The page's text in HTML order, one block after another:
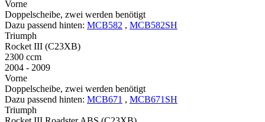
Vorne
Doppelscheibe, zwei werden benötigt
Dazu passend hinten: MCB582 , MCB582SH
Triumph
Rocket III (C23XB)
2300 ccm
2004 - 2009
Vorne
Doppelscheibe, zwei werden benötigt
Dazu passend hinten: MCB671 , MCB671SH
Triumph